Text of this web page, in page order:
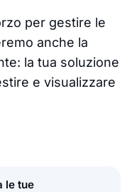
per gestire le
anche la
la tua soluzione
e visualizzare
le tue